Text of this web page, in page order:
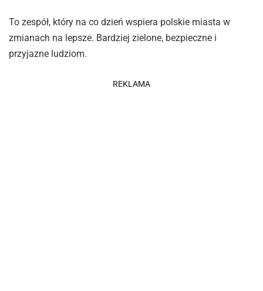
To zespół, który na co dzień wspiera polskie miasta w
zmianach na lepsze. Bardziej zielone, bezpieczne i
przyjazne ludziom.
REKLAMA